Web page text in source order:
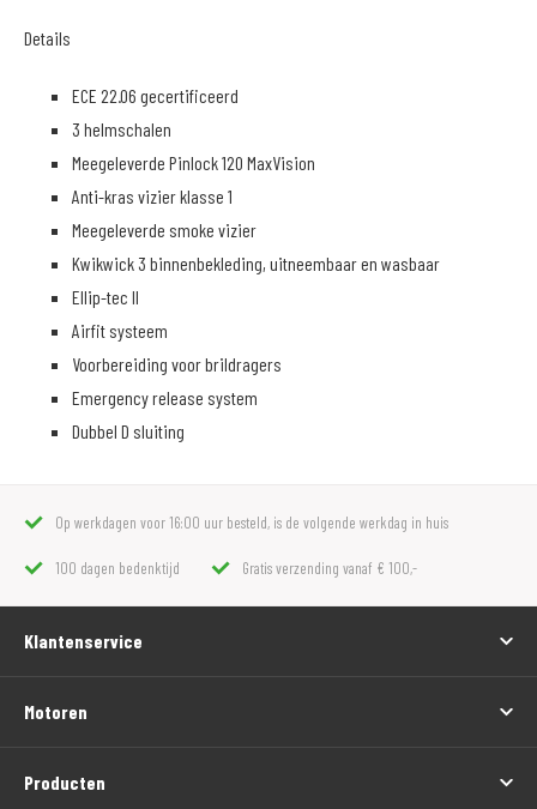
Details
ECE 22.06 gecertificeerd
3 helmschalen
Meegeleverde Pinlock 120 MaxVision
Anti-kras vizier klasse 1
Meegeleverde smoke vizier
Kwikwick 3 binnenbekleding, uitneembaar en wasbaar
Ellip-tec ll
Airfit systeem
Voorbereiding voor brildragers
Emergency release system
Dubbel D sluiting
Op werkdagen voor 16:00 uur besteld, is de volgende werkdag in huis
100 dagen bedenktijd Gratis verzending vanaf € 100,-
Klantenservice
Motoren
Producten